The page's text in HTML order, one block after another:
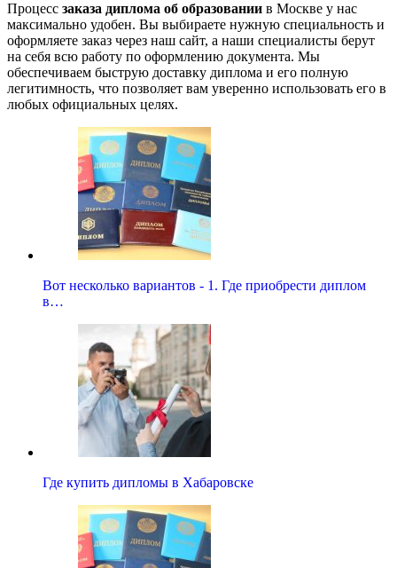
Процесс заказа диплома об образовании в Москве у нас
максимально удобен. Вы выбираете нужную специальность и
оформляете заказ через наш сайт, а наши специалисты берут
на себя всю работу по оформлению документа. Мы
обеспечиваем быструю доставку диплома и его полную
легитимность, что позволяет вам уверенно использовать его в
любых официальных целях.
Вот несколько вариантов - 1. Где приобрести диплом
в…
Где купить дипломы в Хабаровске